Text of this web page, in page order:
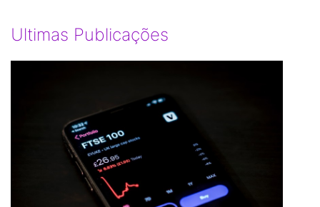
Ultimas Publicações